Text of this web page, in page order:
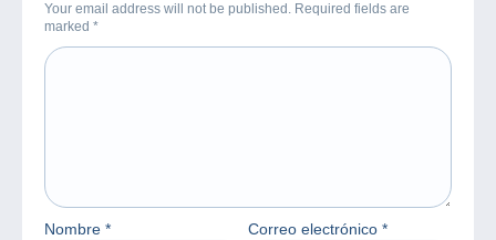
Your email address will not be published. Required fields are
marked *
Nombre * Correo electrónico *